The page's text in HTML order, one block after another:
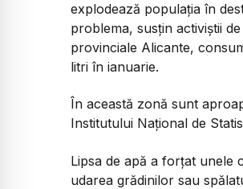
explodează populaţia în
problema, susţin activiştii
provinciale Alicante,
litri în ianuarie.
În această zonă sunt
Institutului Naţional de
Lipsa de apă a forţat unele
udarea grădinilor sau